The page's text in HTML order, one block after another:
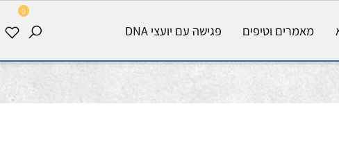
0
מאמרים וטיפים פגישה עם יועצי DNA